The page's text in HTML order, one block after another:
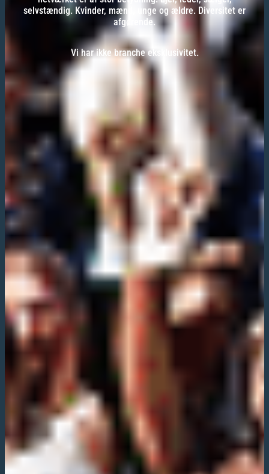
selvstændig. Kvinder, mænd, unge og ældre. Diversitet er
afgørende.
Vi har ikke branche eksklusivitet.